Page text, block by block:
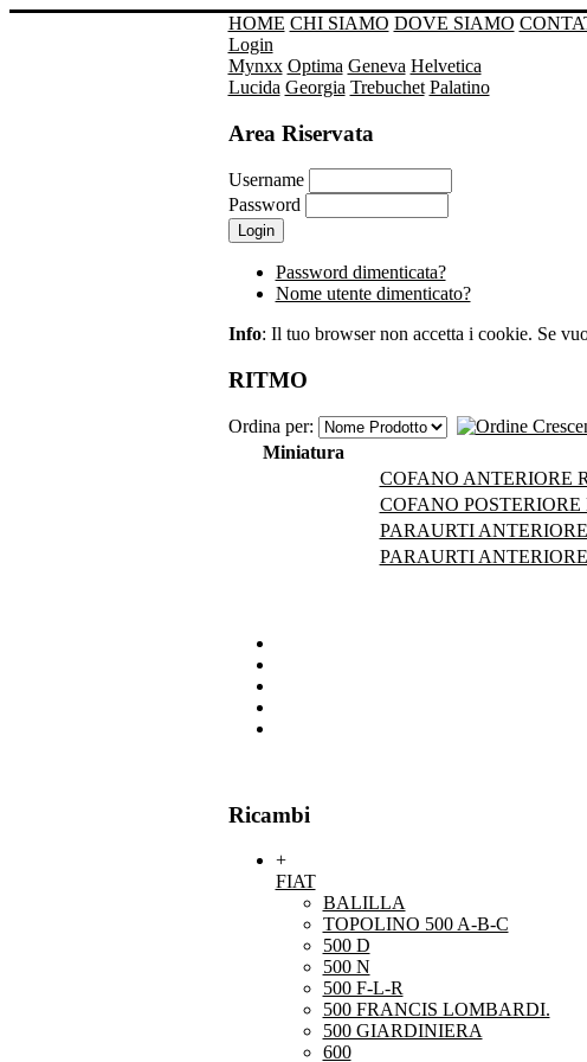
HOME CHI SIAMO DOVE SIAMO
Login
Mynxx Optima Geneva Helvetica
Lucida Georgia Trebuchet Palatino
Area Riservata
Username
Password
Password dimenticata?
Nome utente dimenticato?
Info: Il tuo browser non accetta i cookie. Se
RITMO
Ordina per:
Miniatura
COFANO ANTERIORE
COFANO
PARAURTI
PARAURTI
Ricambi
+
FIAT
BALILLA
TOPOLINO 500 A-B-C
500 D
500 N
500 F-L-R
500 FRANCIS LOMBARDI.
500 GIARDINIERA
600